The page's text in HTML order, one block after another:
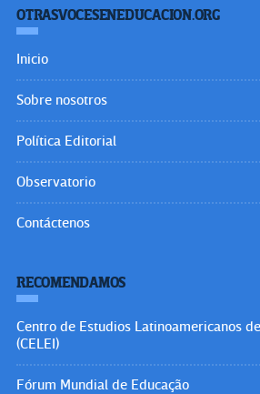
OTRASVOCESENEDUCACION.ORG
Inicio
Sobre nosotros
Política Editorial
Observatorio
Contáctenos
RECOMENDAMOS
Centro de Estudios Latinoamericanos
(CELEI)
Fórum Mundial de Educação